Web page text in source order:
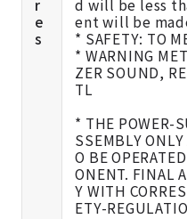
r
e
s
d will be less
ent will be
* SAFETY: TO
* WARNING
ZER SOUND,
TL
* THE POWER-
SSEMBLY
O BE
ONENT. FINAL
Y WITH
ETY-